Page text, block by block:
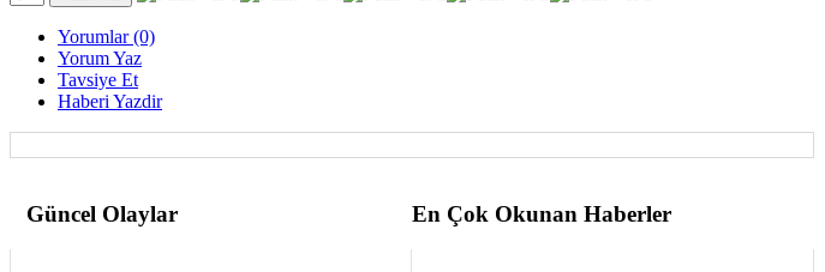
Yorumlar (0)
Yorum Yaz
Tavsiye Et
Haberi Yazdir
Güncel Olaylar En Çok Okunan Haberler